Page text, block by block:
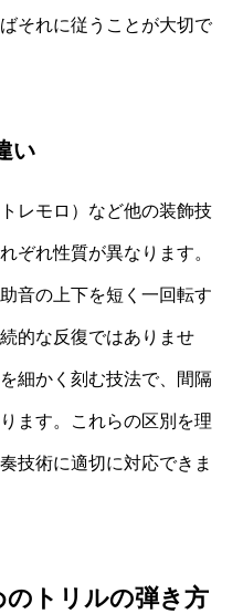
それに従うことが大切で
い
レモロ）など他の装飾技
ぞれ性質が異なります。
音の上下を短く一回転す
的な反復ではありませ
細かく刻む技法で、間隔
ます。これらの区別を理
技術に適切に対応できま
トリルの弾き方